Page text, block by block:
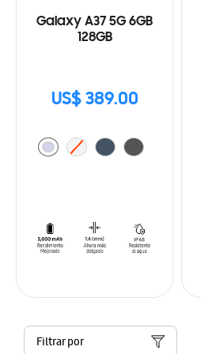
Galaxy A37 5G 6GB
128GB
US$ 389.00
Filtrar por